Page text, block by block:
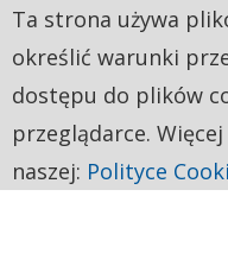
Ta strona używa
określić warunki
dostępu do plików
przeglądarce.
naszej: Polityce